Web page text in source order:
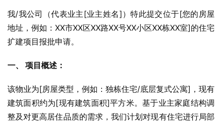
我/我公司（代表业主[业主姓名]）特此提交位于[您的房屋
地址，例如：XX市XX区XX路XX号XX小区XX栋XX室]的住宅
扩建项目报批申请。
一、 项目概述：
该物业为[房屋类型，例如：独栋住宅/底层复式公寓]，现有
建筑面积约为[现有建筑面积]平方米。基于业主家庭结构调
整及对更高居住品质的需求，我们计划对现有住宅进行局部